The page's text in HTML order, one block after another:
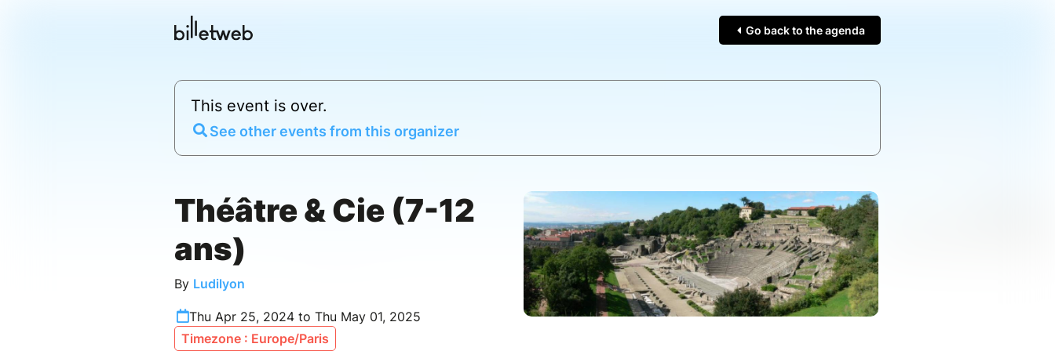
Go back to the agenda
This event is over.
See other events from this organizer
Théâtre & Cie (7-12
ans)
By Ludilyon
Thu Apr 25, 2024 to Thu May 01, 2025
Timezone : Europe/Paris